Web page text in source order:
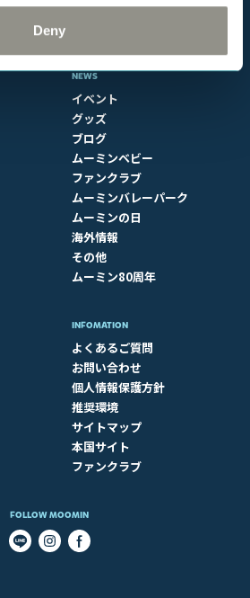
Deny
NEWS
イベント
グッズ
ブログ
ムーミンベビー
ファンクラブ
ムーミンバレーパーク
ムーミンの日
海外情報
その他
ムーミン80周年
INFOMATION
よくあるご質問
お問い合わせ
個人情報保護方針
推奨環境
サイトマップ
本国サイト
ファンクラブ
FOLLOW MOOMIN